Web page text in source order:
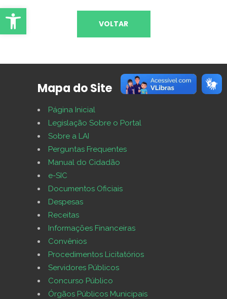
Abrir Ferramentas
VOLTAR
Mapa do Site
Página Inicial
Legislação Sobre o Portal
Sobre a LAI
Perguntas Frequentes
Manual do Cidadão
e-SIC
Documentos Oficiais
Despesas
Receitas
Informações Financeiras
Convênios
Procedimentos Licitatórios
Servidores Públicos
Concurso Público
Órgãos Públicos Municipais